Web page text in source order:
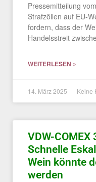
Pressemitteilung
Strafzöllen auf EU-
fordern, dass der
Handelsstreit
WEITERLESEN »
14. März 2025 Keine
VDW-
Schnelle
Wein könnte
werden